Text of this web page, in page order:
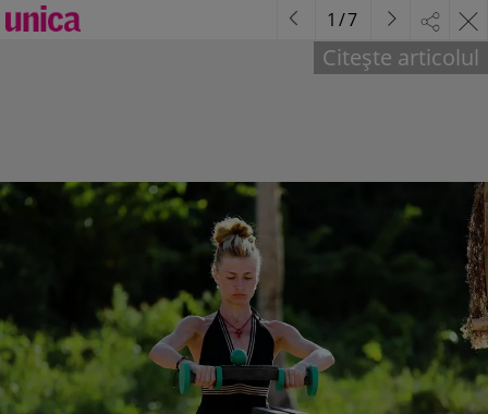
Citește articolul
1 /7